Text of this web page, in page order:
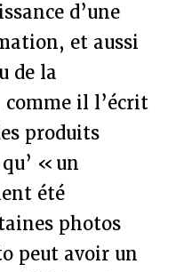
d’une
et aussi
de la
il l’écrit
produits
« un
été
photos
peut avoir un